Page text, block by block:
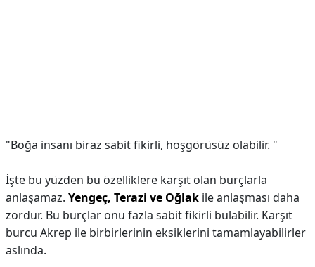
"Boğa insanı biraz sabit fikirli, hoşgörüsüz olabilir. "
İşte bu yüzden bu özelliklere karşıt olan burçlarla
anlaşamaz. Yengeç, Terazi ve Oğlak ile anlaşması daha
zordur. Bu burçlar onu fazla sabit fikirli bulabilir. Karşıt
burcu Akrep ile birbirlerinin eksiklerini tamamlayabilirler
aslında.